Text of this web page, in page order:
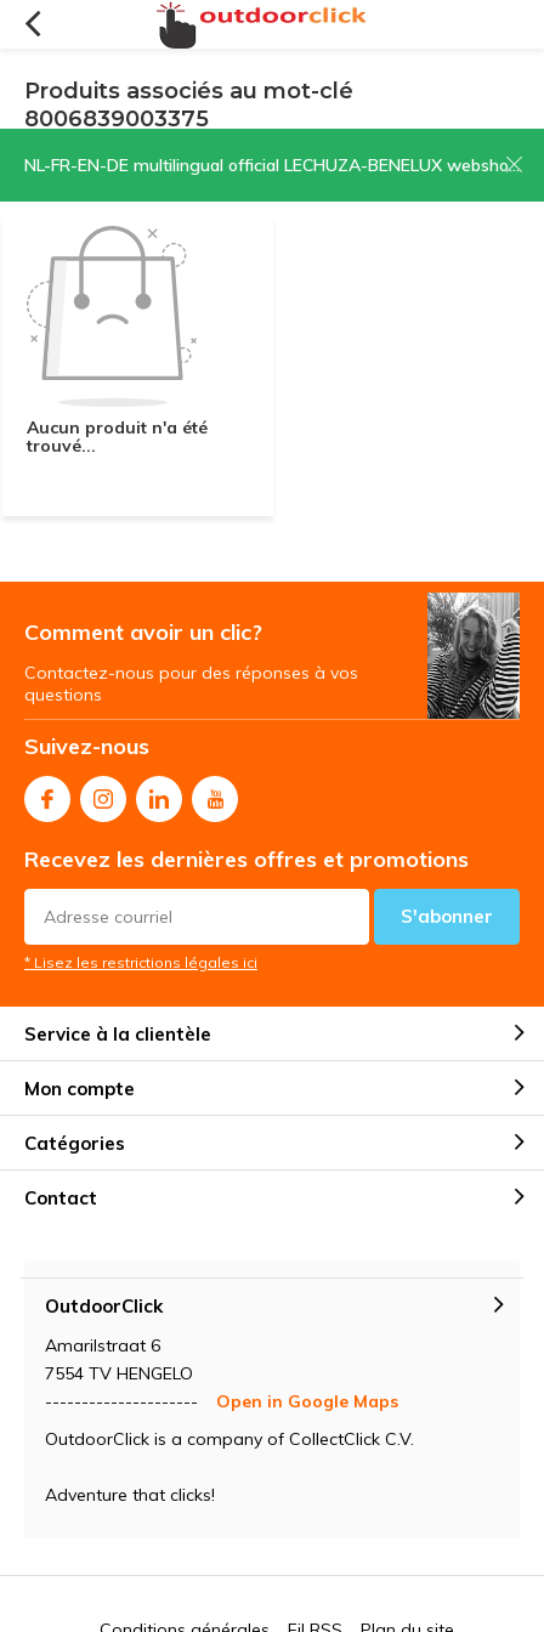
NL-FR-EN-DE multilingual official LECHUZA-BENELUX webshop | CLICK HERE NOW!
Produits associés au mot-clé
8006839003375
Filtres Trier par:
Aucun produit n'a été
trouvé...
Comment avoir un clic?
Contactez-nous pour des réponses à vos
questions
Suivez-nous
Recevez les dernières offres et promotions
S'abonner
* Lisez les restrictions légales ici
Service à la clientèle
Mon compte
Catégories
Contact
OutdoorClick
Amarilstraat 6
7554 TV HENGELO
---------------------
Open in Google Maps
OutdoorClick is a company of CollectClick C.V.
Adventure that clicks!